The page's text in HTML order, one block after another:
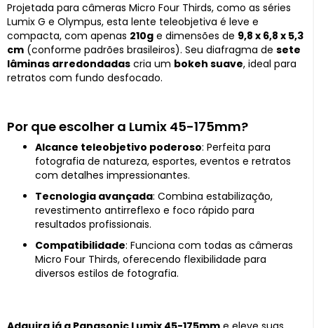
Projetada para câmeras Micro Four Thirds, como as séries
Lumix G e Olympus, esta lente teleobjetiva é leve e
compacta, com apenas 210g e dimensões de 9,8 x 6,8 x 5,3
cm (conforme padrões brasileiros). Seu diafragma de sete
lâminas arredondadas cria um bokeh suave, ideal para
retratos com fundo desfocado.
Por que escolher a Lumix 45-175mm?
Alcance teleobjetivo poderoso: Perfeita para
fotografia de natureza, esportes, eventos e retratos
com detalhes impressionantes.
Tecnologia avançada: Combina estabilização,
revestimento antirreflexo e foco rápido para
resultados profissionais.
Compatibilidade: Funciona com todas as câmeras
Micro Four Thirds, oferecendo flexibilidade para
diversos estilos de fotografia.